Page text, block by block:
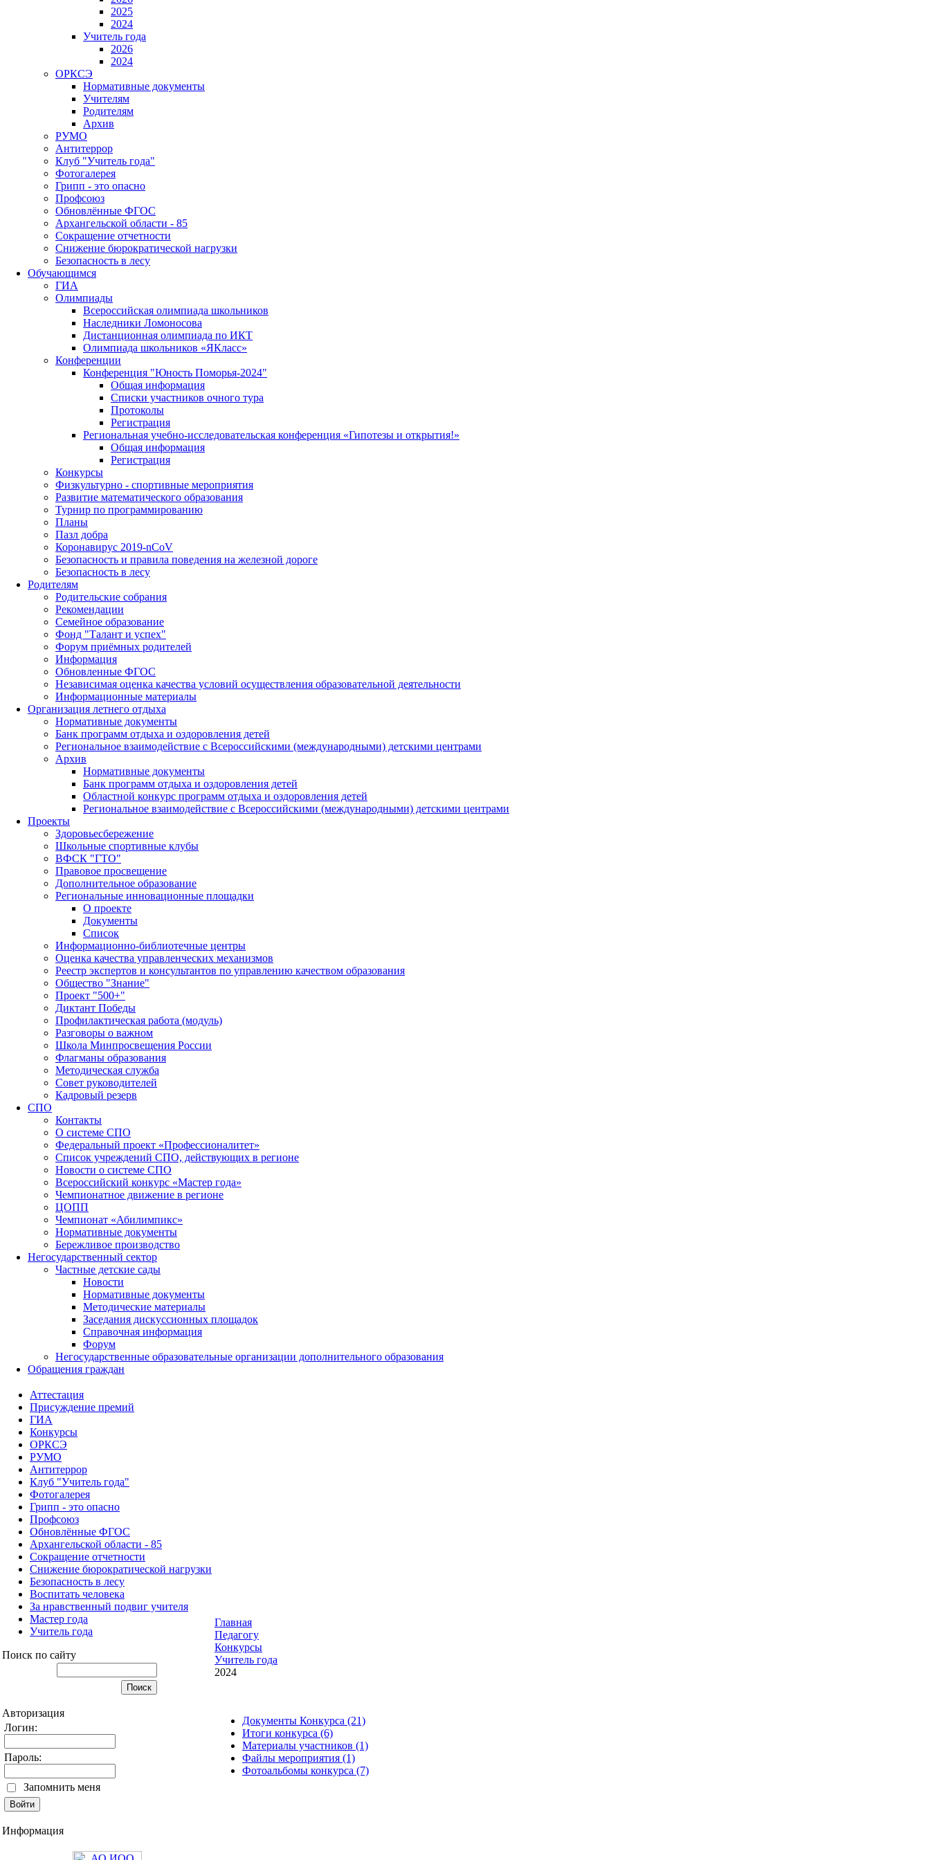
2025
2024
Учитель года
2026
2024
ОРКСЭ
Нормативные документы
Учителям
Родителям
Архив
РУМО
Антитеррор
Клуб "Учитель года"
Фотогалерея
Грипп - это опасно
Профсоюз
Обновлённые ФГОС
Архангельской области - 85
Сокращение отчетности
Снижение бюрократической нагрузки
Безопасность в лесу
Обучающимся
ГИА
Олимпиады
Всероссийская олимпиада школьников
Наследники Ломоносова
Дистанционная олимпиада по ИКТ
Олимпиада школьников «ЯКласс»
Конференции
Конференция "Юность Поморья-2024"
Общая информация
Списки участников очного тура
Протоколы
Регистрация
Региональная учебно-исследовательская конференция «Гипотезы и открытия!»
Общая информация
Регистрация
Конкурсы
Физкультурно - спортивные мероприятия
Развитие математического образования
Турнир по программированию
Планы
Пазл добра
Коронавирус 2019-nCoV
Безопасность и правила поведения на железной дороге
Безопасность в лесу
Родителям
Родительские собрания
Рекомендации
Семейное образование
Фонд "Талант и успех"
Форум приёмных родителей
Информация
Обновленные ФГОС
Независимая оценка качества условий осуществления образовательной деятельности
Информационные материалы
Организация летнего отдыха
Нормативные документы
Банк программ отдыха и оздоровления детей
Региональное взаимодействие с Всероссийскими (международными) детскими центрами
Архив
Нормативные документы
Банк программ отдыха и оздоровления детей
Областной конкурс программ отдыха и оздоровления детей
Региональное взаимодействие с Всероссийскими (международными) детскими центрами
Проекты
Здоровьесбережение
Школьные спортивные клубы
ВФСК "ГТО"
Правовое просвещение
Дополнительное образование
Региональные инновационные площадки
О проекте
Документы
Список
Информационно-библиотечные центры
Оценка качества управленческих механизмов
Реестр экспертов и консультантов по управлению качеством образования
Общество "Знание"
Проект "500+"
Диктант Победы
Профилактическая работа (модуль)
Разговоры о важном
Школа Минпросвещения России
Флагманы образования
Методическая служба
Совет руководителей
Кадровый резерв
СПО
Контакты
О системе СПО
Федеральный проект «Профессионалитет»
Список учреждений СПО, действующих в регионе
Новости о системе СПО
Всероссийский конкурс «Мастер года»
Чемпионатное движение в регионе
ЦОПП
Чемпионат «Абилимпикс»
Нормативные документы
Бережливое производство
Негосударственный сектор
Частные детские сады
Новости
Нормативные документы
Методические материалы
Заседания дискуссионных площадок
Справочная информация
Форум
Негосударственные образовательные организации дополнительного образования
Обращения граждан
Аттестация
Присуждение премий
ГИА
Конкурсы
ОРКСЭ
РУМО
Антитеррор
Клуб "Учитель года"
Фотогалерея
Грипп - это опасно
Профсоюз
Обновлённые ФГОС
Архангельской области - 85
Сокращение отчетности
Снижение бюрократической нагрузки
Безопасность в лесу
Воспитать человека
За нравственный подвиг учителя
Мастер года
Учитель года
Поиск по сайту
Авторизация
Логин:
Пароль:
Запомнить меня
Информация
Главная
Педагогу
Конкурсы
Учитель года
2024
Документы Конкурса (21)
Итоги конкурса (6)
Материалы участников (1)
Файлы мероприятия (1)
Фотоальбомы конкурса (7)